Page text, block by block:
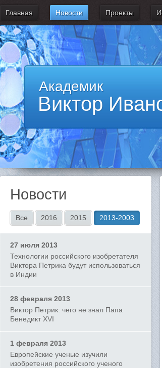
Главная Новости Проекты
Академик
Виктор
Новости
Все 2016 2015 2013-2003
27 июля 2013
Технологии российского изобретателя
Виктора Петрика будут использоваться
в Индии
28 февраля 2013
Виктор Петрик: чего не знал Папа
Бенедикт XVI
1 февраля 2013
Европейские ученые изучили
изобретения российского ученого